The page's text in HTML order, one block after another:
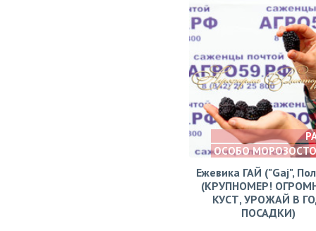
ОСОБО
Ежевика ГАЙ ("Gaj",
(КРУПНОМЕР!
КУСТ, УРОЖАЙ В
ПОСАДКИ)